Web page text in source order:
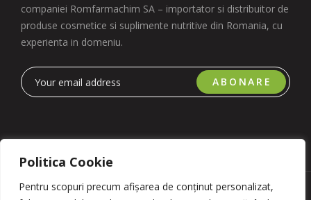
Politica Cookie
Pentru scopuri precum afișarea de conținut personalizat,
companiei Romfarmachim SA – importator si distribuitor de
produse cosmetice si suplimente nutritive din Romania, cu
experienta in domeniu.
ABONARE
Copyright 2023 © Romfarmachim SA. Realizat de Simplio